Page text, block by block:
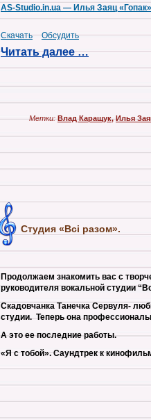
AS-Studio.in.ua — Илья Заяц «Гопак»
Скачать Обсудить
Читать далее …
Метки: Влад Каращук,Илья
Студия «Всі разом».
Продолжаем знакомить вас с
руководителя вокальной студии
Скадовчанка Танечка Сервуля-
студии. Теперь она
А это ее последние работы.
«Я с тобой». Саундтрек к